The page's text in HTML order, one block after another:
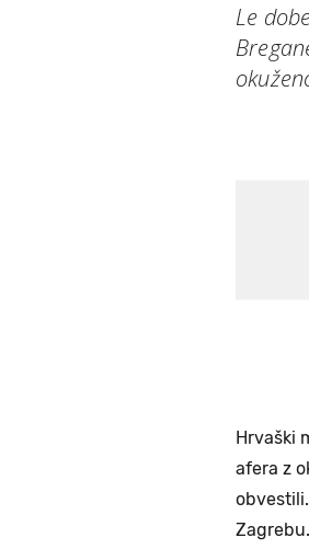
Le
Hrvaški
afera z
Zagrebu.